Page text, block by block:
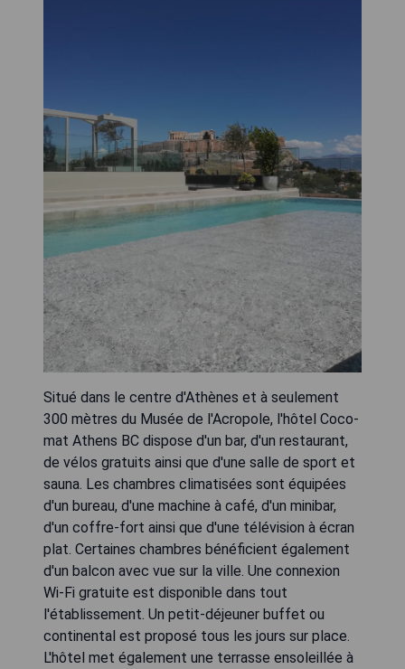
Situé dans le centre d'Athènes et à seulement
300 mètres du Musée de l'Acropole, l'hôtel Coco-
mat Athens BC dispose d'un bar, d'un restaurant,
de vélos gratuits ainsi que d'une salle de sport et
sauna. Les chambres climatisées sont équipées
d'un bureau, d'une machine à café, d'un minibar,
d'un coffre-fort ainsi que d'une télévision à écran
plat. Certaines chambres bénéficient également
d'un balcon avec vue sur la ville. Une connexion
Wi-Fi gratuite est disponible dans tout
l'établissement. Un petit-déjeuner buffet ou
continental est proposé tous les jours sur place.
L'hôtel met également une terrasse ensoleillée à